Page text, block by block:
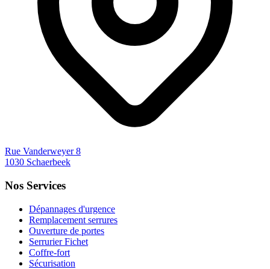
Rue Vanderweyer 8
1030 Schaerbeek
Nos Services
Dépannages d'urgence
Remplacement serrures
Ouverture de portes
Serrurier Fichet
Coffre-fort
Sécurisation